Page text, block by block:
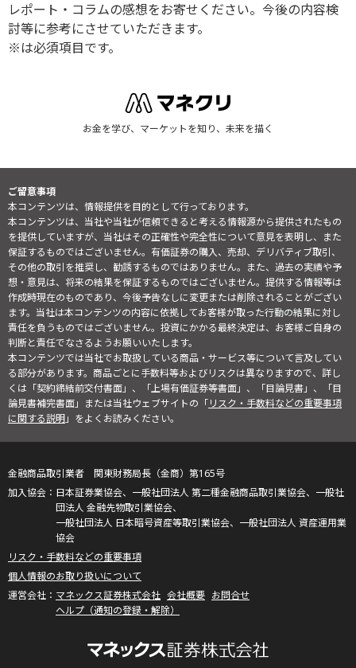
レポート・コラムの感想をお寄せください。今後の内容検
討等に参考にさせていただきます。
※は必須項目です。
お金を学び、マーケットを知り、未来を描く
ご留意事項
本コンテンツは、情報提供を目的として行っております。
本コンテンツは、当社や当社が信頼できると考える情報源から提供されたもの
を提供していますが、当社はその正確性や完全性について意見を表明し、また
保証するものではございません。有価証券の購入、売却、デリバティブ取引、
その他の取引を推奨し、勧誘するものではありません。また、過去の実績や予
想・意見は、将来の結果を保証するものではございません。提供する情報等は
作成時現在のものであり、今後予告なしに変更または削除されることがござい
ます。当社は本コンテンツの内容に依拠してお客様が取った行動の結果に対し
責任を負うものではございません。投資にかかる最終決定は、お客様ご自身の
判断と責任でなさるようお願いいたします。
本コンテンツでは当社でお取扱している商品・サービス等について言及してい
る部分があります。商品ごとに手数料等およびリスクは異なりますので、詳し
くは「契約締結前交付書面」、「上場有価証券等書面」、「目論見書」、「目
論見書補完書面」または当社ウェブサイトの「リスク・手数料などの重要事項
に関する説明」をよくお読みください。
金融商品取引業者 関東財務局長（金商）第165号
日本証券業協会、一般社団法人 第二種金融商品取引業協会、一般社
団法人 金融先物取引業協会、
一般社団法人 日本暗号資産等取引業協会、一般社団法人 資産運用業
協会
リスク・手数料などの重要事項
個人情報のお取り扱いについて
マネックス証券株式会社 会社概要 お問合せ
ヘルプ（通知の登録・解除）